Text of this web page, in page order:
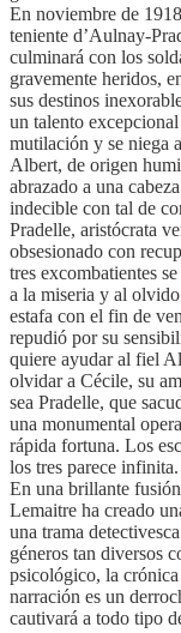
En noviembre de
teniente d’Aulnay-
culminará con los
gravemente heridos,
sus destinos
un talento
mutilación y se niega
Albert, de origen
abrazado a una
indecible con tal de
Pradelle, aristócrata
obsesionado con
tres excombatientes
a la miseria y al
estafa con el fin de
repudió por su
quiere ayudar al fiel
olvidar a Cécile, su
sea Pradelle, que
una monumental
rápida fortuna. Los
los tres parece infinita.
En una brillante
Lemaitre ha creado
una trama
géneros tan diversos
psicológico, la
narración es un
cautivará a todo tipo